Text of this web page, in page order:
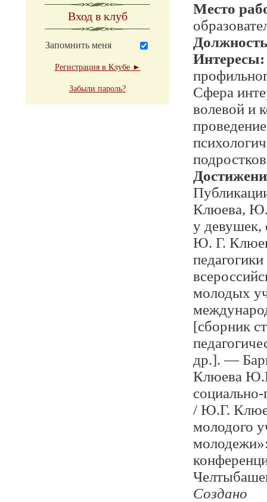
Вход в клуб
Запомнить меня
Регистрация в Клубе ►
Забыли пароль?
Место
Интересы:
Сфера
волевой и
Клюева, Ю.
у девушек,
Ю. Г.
молодых
[сборник
др.]. —
Клюева
/ Ю.Г.
молодого
Создано